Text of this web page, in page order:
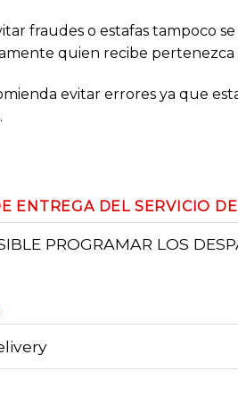
fraudes o estafas tampoco
quien recibe pertenezca
evitar errores ya que
ENTREGA DEL SERVICIO
PROGRAMAR LOS